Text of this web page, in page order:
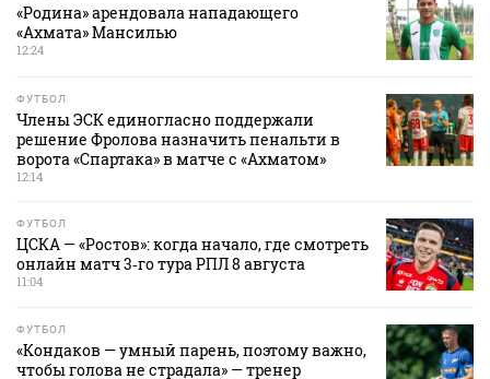
«Родина» арендовала нападающего
«Ахмата» Мансилью
12:24
ФУТБОЛ
Члены ЭСК единогласно поддержали
решение Фролова назначить пенальти в
ворота «Спартака» в матче с «Ахматом»
12:14
ФУТБОЛ
ЦСКА — «Ростов»: когда начало, где смотреть
онлайн матч 3‑го тура РПЛ 8 августа
11:04
ФУТБОЛ
«Кондаков — умный парень, поэтому важно,
чтобы голова не страдала» — тренер